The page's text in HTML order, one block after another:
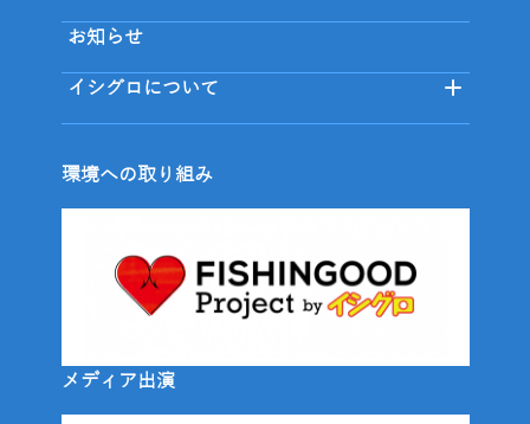
お知らせ
イシグロについて
環境への取り組み
メディア出演